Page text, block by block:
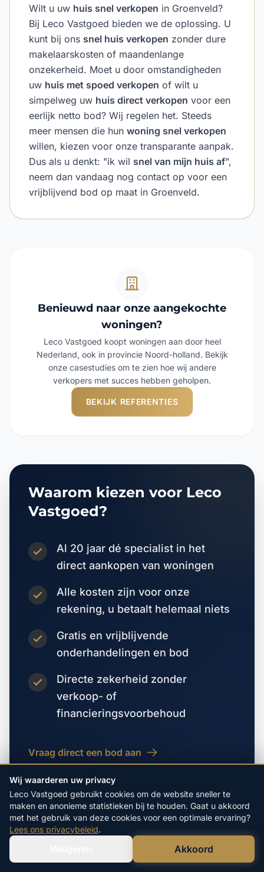
Wilt u uw huis snel verkopen in Groenveld?
Bij Leco Vastgoed bieden we de oplossing. U
kunt bij ons snel huis verkopen zonder dure
makelaarskosten of maandenlange
onzekerheid. Moet u door omstandigheden
uw huis met spoed verkopen of wilt u
simpelweg uw huis direct verkopen voor een
eerlijk netto bod? Wij regelen het. Steeds
meer mensen die hun woning snel verkopen
willen, kiezen voor onze transparante aanpak.
Dus als u denkt: "ik wil snel van mijn huis af",
neem dan vandaag nog contact op voor een
vrijblijvend bod op maat in Groenveld.
Benieuwd naar onze aangekochte
woningen?
Leco Vastgoed koopt woningen aan door heel
Nederland, ook in provincie Noord-holland. Bekijk
onze casestudies om te zien hoe wij andere
verkopers met succes hebben geholpen.
BEKIJK REFERENTIES
Waarom kiezen voor Leco
Vastgoed?
Al 20 jaar dé specialist in het
direct aankopen van woningen
Alle kosten zijn voor onze
rekening, u betaalt helemaal niets
Gratis en vrijblijvende
onderhandelingen en bod
Directe zekerheid zonder
verkoop- of
financieringsvoorbehoud
Vraag direct een bod aan
Graft
Bel Ons Direct
Wij waarderen uw privacy
Leco Vastgoed gebruikt cookies om de website sneller te
maken en anonieme statistieken bij te houden. Gaat u akkoord
met het gebruik van deze cookies voor een optimale ervaring?
Lees ons privacybeleid.
Akkoord